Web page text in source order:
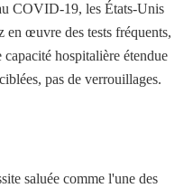
COVID-19, les États-Unis
en œuvre des tests fréquents,
hospitalière étendue
pas de verrouillages.
saluée comme l'une des